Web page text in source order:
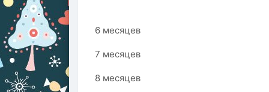
6 месяцев
7 месяцев
8 месяцев